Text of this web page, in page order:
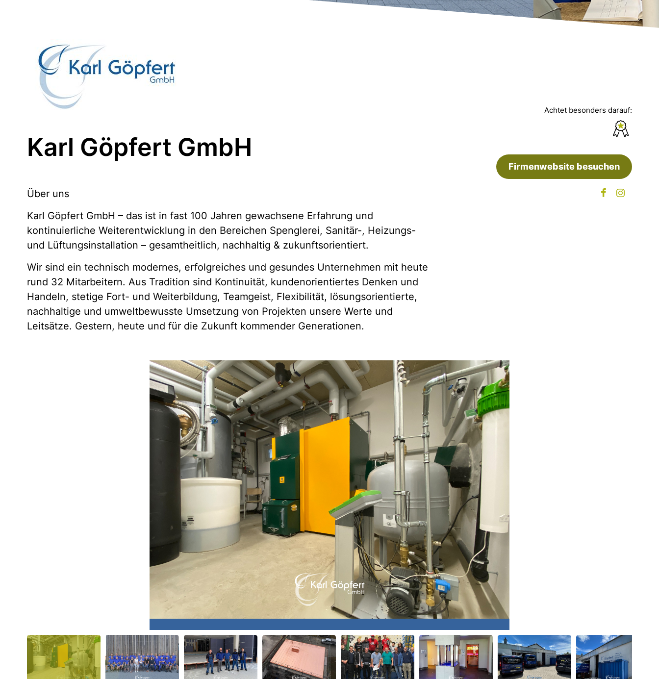
Karl Göpfert GmbH
Über uns
Karl Göpfert GmbH – das ist in fast 100 Jahren gewachsene Erfahrung und
kontinuierliche Weiterentwicklung in den Bereichen Spenglerei, Sanitär-, Heizungs-
und Lüftungsinstallation – gesamtheitlich, nachhaltig & zukunftsorientiert.
Wir sind ein technisch modernes, erfolgreiches und gesundes Unternehmen mit heute
rund 32 Mitarbeitern. Aus Tradition sind Kontinuität, kundenorientiertes Denken und
Handeln, stetige Fort- und Weiterbildung, Teamgeist, Flexibilität, lösungsorientierte,
nachhaltige und umweltbewusste Umsetzung von Projekten unsere Werte und
Leitsätze. Gestern, heute und für die Zukunft kommender Generationen.
Achtet besonders darauf:
Firmenwebsite besuchen